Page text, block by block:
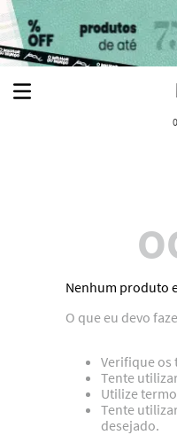
0
Nenhum produto
O que eu devo
Verifique os
Tente
Utilize
Tente
desejado.